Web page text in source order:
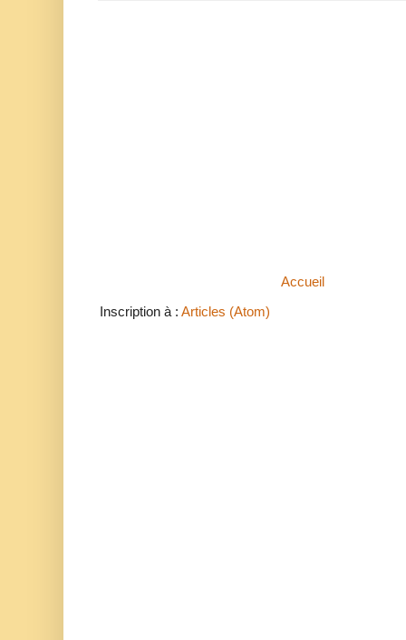
Accueil
Inscription à : Articles (Atom)